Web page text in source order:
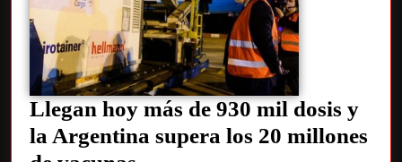
Llegan hoy más de 930 mil dosis y
la Argentina supera los 20 millones